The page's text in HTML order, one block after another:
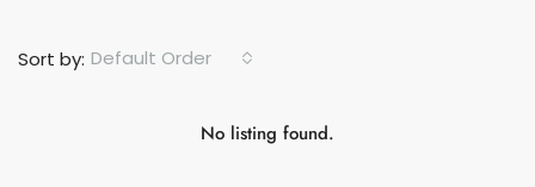
Sort by: Default Order
No listing found.